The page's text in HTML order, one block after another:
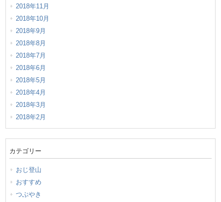
2018年11月
2018年10月
2018年9月
2018年8月
2018年7月
2018年6月
2018年5月
2018年4月
2018年3月
2018年2月
カテゴリー
おじ登山
おすすめ
つぶやき